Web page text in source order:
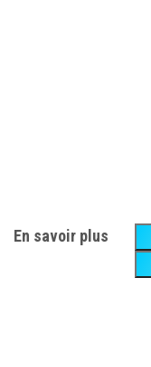
En savoir plus